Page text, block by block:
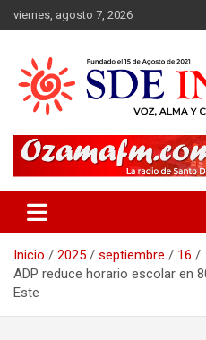
Saltar
al
viernes, agosto 7, 2026
Inicio 2025 septiembre
16
ADP reduce horario escolar en
Este